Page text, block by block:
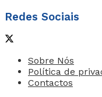
Redes Sociais
Sobre Nós
Política de
Contactos